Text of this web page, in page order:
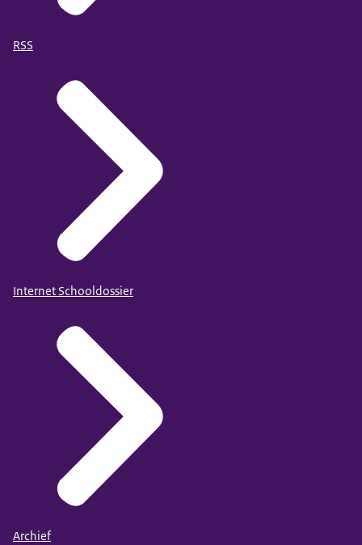
RSS
Internet Schooldossier
Archief